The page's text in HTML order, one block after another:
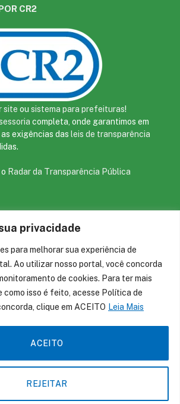
privacidade
para melhorar sua experiência de
Ao utilizar nosso portal, você concorda
de cookies. Para ter mais
como isso é feito, acesse Política de
clique em ACEITO Leia Mais
REJEITAR
ACEITO
CR2
site ou sistema para prefeituras!
completa, onde garantimos em
exigências das leis de transparência
Radar da Transparência Pública
a prefeitura de São João da Varjota
Acessar Área Administrativa
Acessar o Webmail